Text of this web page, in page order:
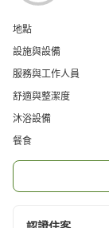
地點
設施與設備
服務與工作人員
舒適與整潔度
沐浴設備
餐食